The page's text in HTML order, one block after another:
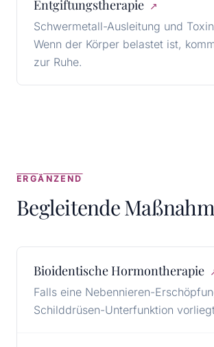
Entgiftungstherapie ↗
Schwermetall-Ausleitung und
Wenn der Körper belastet ist,
zur Ruhe.
ERGÄNZEND
Begleitende
Bioidentische Hormontherapie
Falls eine Nebennieren-
Schilddrüsen-Unterfunktion